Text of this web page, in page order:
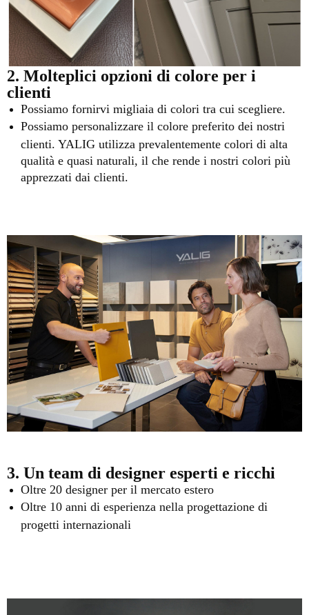
2. Molteplici opzioni di colore per i
clienti
Possiamo fornirvi migliaia di colori tra cui scegliere.
Possiamo personalizzare il colore preferito dei nostri
clienti. YALIG utilizza prevalentemente colori di alta
qualità e quasi naturali, il che rende i nostri colori più
apprezzati dai clienti.
3. Un team di designer esperti e ricchi
Oltre 20 designer per il mercato estero
Oltre 10 anni di esperienza nella progettazione di
progetti internazionali